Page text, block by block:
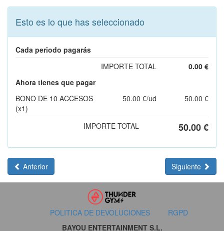
Esto es lo que has seleccionado
Cada periodo pagarás
IMPORTE TOTAL
0.00 €
Ahora tienes que pagar
BONO DE 10 ACCESOS
(x1)
50.00 €/ud 50.00 €
IMPORTE TOTAL 50.00 €
Anterior Siguiente
POLITICA DE DEVOLUCIONES
RGPD
BAYOU ENTERTAINMENT S.L.